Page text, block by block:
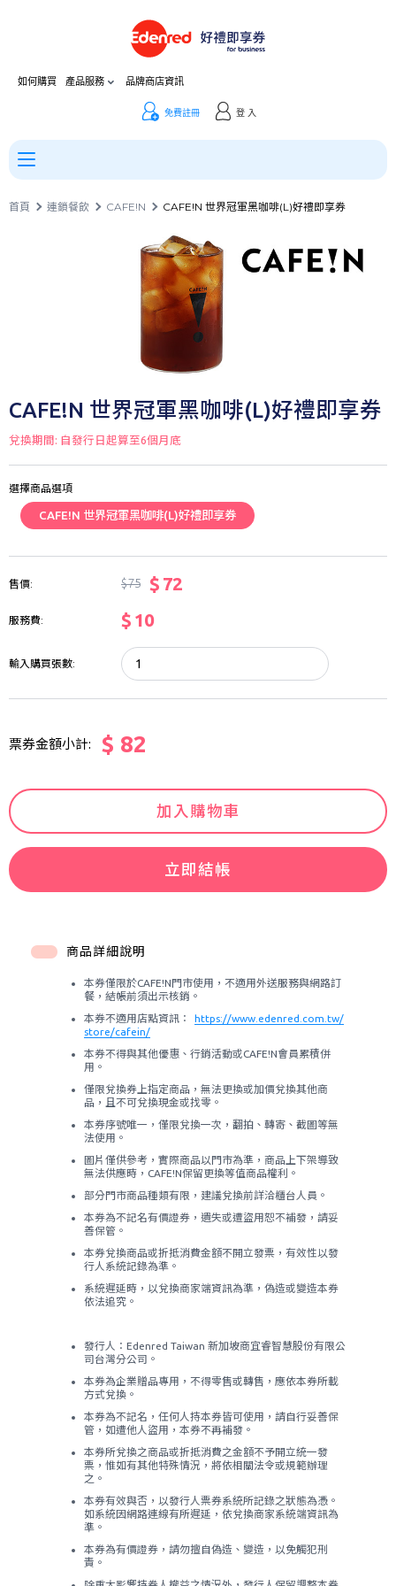
如何購買 產品服務 品牌商店資訊
免費註冊 登 入
首頁 連鎖餐飲 CAFE!N CAFE!N 世界冠軍黑咖啡(L)好禮即享券
CAFE!N 世界冠軍黑咖啡(L)好禮即享券
兌換期間: 自發行日起算至6個月底
選擇商品選項
CAFE!N 世界冠軍黑咖啡(L)好禮即享券
售價: $ 75 $ 72
服務費: $ 10
輸入購買張數:
票券金額小計: $ 82
加入購物車
立即結帳
商品詳細說明
本券僅限於CAFE!N門市使用，不適用外送服務與網路訂
餐，結帳前須出示核銷。
本券不適用店點資訊：
https://www.edenred.com.tw/
store/cafein/
本券不得與其他優惠、行銷活動或CAFE!N會員累積併
用。
僅限兌換券上指定商品，無法更換或加價兌換其他商
品，且不可兌換現金或找零。
本券序號唯一，僅限兌換一次，翻拍、轉寄、截圖等無
法使用。
圖片僅供參考，實際商品以門市為準，商品上下架導致
無法供應時，CAFE!N保留更換等值商品權利。
部分門市商品種類有限，建議兌換前詳洽櫃台人員。
本券為不記名有價證券，遺失或遭盜用恕不補發，請妥
善保管。
本券兌換商品或折抵消費金額不開立發票，有效性以發
行人系統記錄為準。
系統遲延時，以兌換商家端資訊為準，偽造或變造本券
依法追究。
發行人：Edenred Taiwan 新加坡商宜睿智慧股份有限公
司台灣分公司。
本券為企業贈品專用，不得零售或轉售，應依本券所載
方式兌換。
本券為不記名，任何人持本券皆可使用，請自行妥善保
管，如遭他人盜用，本券不再補發。
本券所兌換之商品或折抵消費之金額不予開立統一發
票，惟如有其他特殊情況，將依相關法令或規範辦理
之。
本券有效與否，以發行人票券系統所記錄之狀態為憑。
如系統因網路連線有所遲延，依兌換商家系統端資訊為
準。
本券為有價證券，請勿擅自偽造、變造，以免觸犯刑
責。